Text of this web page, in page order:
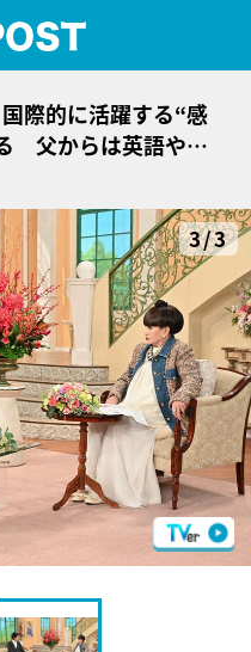
際的に活躍する“感
父からは英語や中
3/3